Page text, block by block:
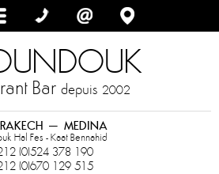
Bar depuis 2002
– MEDINA
Hal Fes - Kaat Bennahid
(0)524 378 190
(0)670 129 515